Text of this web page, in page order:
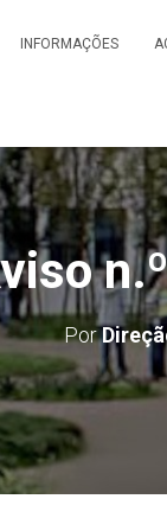
INFORMAÇÕES
Por